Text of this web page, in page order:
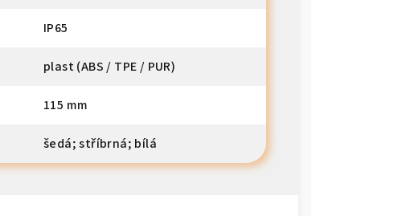
IP65
plast (ABS / TPE / PUR)
115 mm
šedá; stříbrná; bílá